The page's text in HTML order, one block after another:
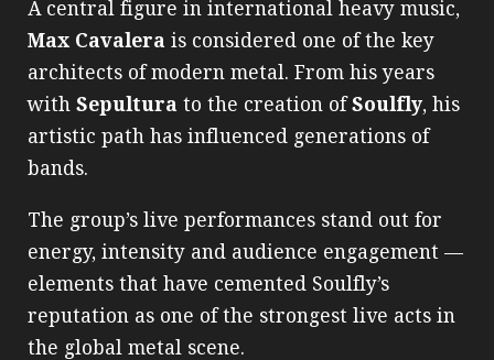
A central figure in international heavy music,
Max Cavalera is considered one of the key
architects of modern metal. From his years
with Sepultura to the creation ofSoulfly, his
artistic path has influenced generations of
bands.
The group’s live performances stand out for
energy, intensity and audience engagement —
elements that have cemented Soulfly’s
reputation as one of the strongest live acts in
the global metal scene.